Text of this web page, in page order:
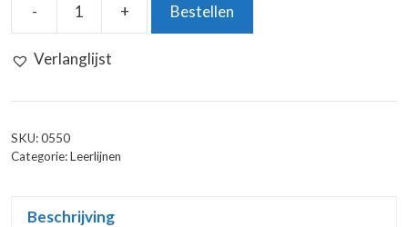
-
Checklist
+ Bestellen
Verlanglijst
SKU:0550
Categorie:Leerlijnen
Beschrijving